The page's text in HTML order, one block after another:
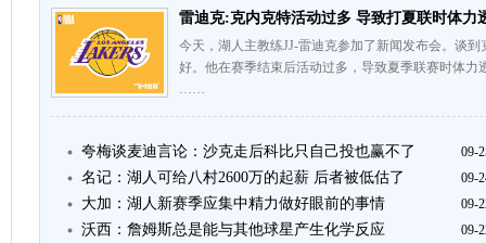
雷迪克:克内克特活动过多 导致打夏联时体力
今天，湖人主教练JJ-雷迪克参加了新闻发布会。谈
好。他在赛季结束后活动过多，导致夏季联赛时体
……
夸梅谈麦迪言论：沙克走后科比只自己投也赢不了 09-
名记：湖人可给八村2600万的起薪 后者被低估了 09-
大加：湖人新赛季应集中精力做好眼前的事情 09-
沃西：詹姆斯总是能与其他球星产生化学反应 09-